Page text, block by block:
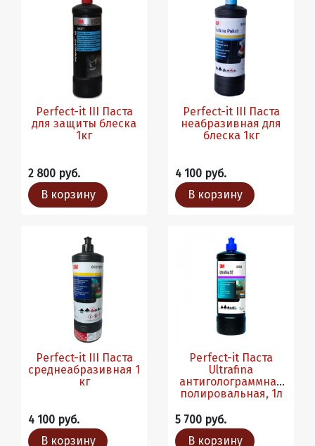
Perfect-it III Паста
для защиты блеска
1кг
2 800 руб.
В корзину
Perfect-it III Паста
неабразивная для
блеска 1кг
4 100 руб.
В корзину
Perfect-it III Паста
среднеабразивная 1
кг
4 100 руб.
В корзину
Perfect-it Паста
Ultrafina
антиголограммная
полировальная, 1л
5 700 руб.
В корзину